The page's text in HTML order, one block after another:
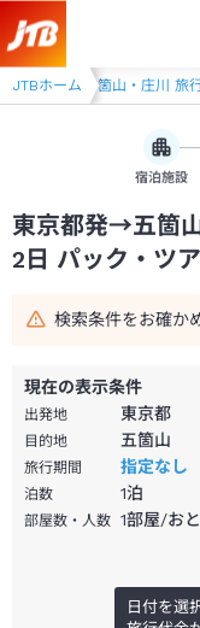
JTBホーム
砺波・五箇山・庄川 旅
宿泊施設
東京都発→五箇
2日 パック・ツ
検索条件をお確か
現在の表示条件
出発地 東京都
目的地 五箇山
旅行期間 指定なし
泊数 1泊
部屋数・人数 1部屋/お
日付を選